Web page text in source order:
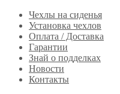
Чехлы на сиденья
Установка чехлов
Оплата / Доставка
Гарантии
Знай о подделках
Новости
Контакты